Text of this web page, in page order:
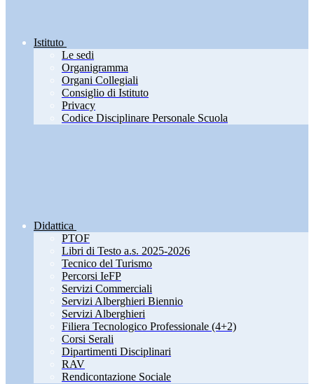
Istituto
Le sedi
Organigramma
Organi Collegiali
Consiglio di Istituto
Privacy
Codice Disciplinare Personale Scuola
Didattica
PTOF
Libri di Testo a.s. 2025-2026
Tecnico del Turismo
Percorsi IeFP
Servizi Commerciali
Servizi Alberghieri Biennio
Servizi Alberghieri
Filiera Tecnologico Professionale (4+2)
Corsi Serali
Dipartimenti Disciplinari
RAV
Rendicontazione Sociale